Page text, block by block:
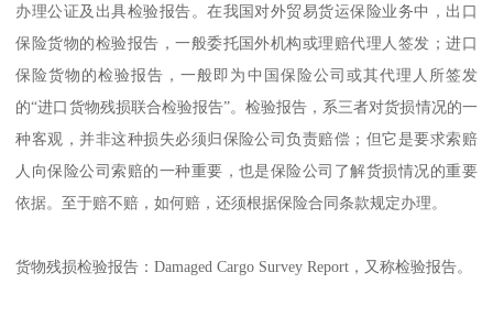
办理公证及出具检验报告。在我国对外贸易货运保险业务中，出口
保险货物的检验报告，一般委托国外机构或理赔代理人签发；进口
保险货物的检验报告，一般即为中国保险公司或其代理人所签发
的“进口货物残损联合检验报告”。检验报告，系三者对货损情况的一
种客观，并非这种损失必须归保险公司负责赔偿；但它是要求索赔
人向保险公司索赔的一种重要，也是保险公司了解货损情况的重要
依据。至于赔不赔，如何赔，还须根据保险合同条款规定办理。
货物残损检验报告：Damaged Cargo Survey Report，又称检验报告。